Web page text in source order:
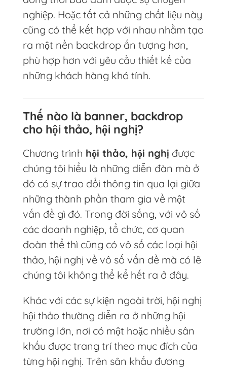
nghiệp. Hoặc tất cả những chất liệu này
cũng có thể kết hợp với nhau nhằm tạo
ra một nền backdrop ấn tượng hơn,
phù hợp hơn với yêu cầu thiết kế của
những khách hàng khó tính.
Thế nào là banner, backdrop
cho hội thảo, hội nghị?
Chương trình hội thảo, hội nghị được
chúng tôi hiểu là những diễn đàn mà ở
đó có sự trao đổi thông tin qua lại giữa
những thành phần tham gia về một
vấn đề gì đó. Trong đời sống, với vô số
các doanh nghiệp, tổ chức, cơ quan
đoàn thể thì cũng có vô số các loại hội
thảo, hội nghị về vô số vấn đề mà có lẽ
chúng tôi không thể kể hết ra ở đây.
Khác với các sự kiện ngoài trời, hội nghị
hội thảo thường diễn ra ở những hội
trường lớn, nơi có một hoặc nhiều sân
khấu được trang trí theo mục đích của
từng hội nghị. Trên sân khấu đương